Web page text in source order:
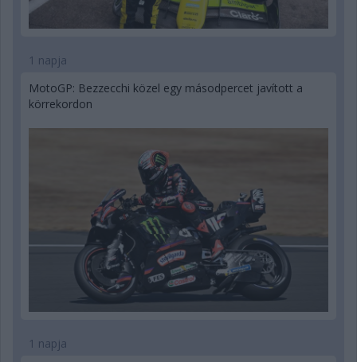
1 napja
MotoGP: Bezzecchi közel egy másodpercet javított a
körrekordon
1 napja